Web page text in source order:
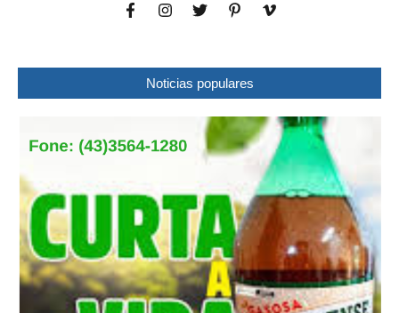
Noticias populares